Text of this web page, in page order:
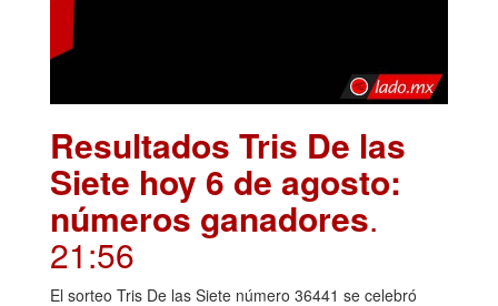
Resultados Tris De las
Siete hoy 6 de agosto:
números ganadores.
21:56
El sorteo Tris De las Siete número 36441 se celebró